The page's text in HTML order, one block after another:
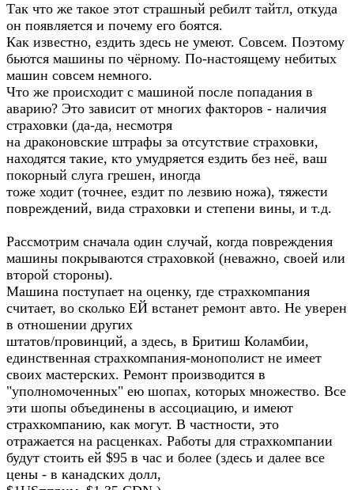
Так что же такое этот страшный ребилт тайтл, откуда
он появляется и почему его боятся.
Как известно, ездить здесь не умеют. Совсем. Поэтому
бьются машины по чёрному. По-настоящему небитых
машин совсем немного.
Что же происходит с машиной после попадания в
аварию? Это зависит от многих факторов - наличия
страховки (да-да, несмотря
на драконовские штрафы за отсутствие страховки,
находятся такие, кто умудряется ездить без неё, ваш
покорный слуга грешен, иногда
тоже ходит (точнее, ездит по лезвию ножа), тяжести
повреждений, вида страховки и степени вины, и т.д.
Рассмотрим сначала один случай, когда повреждения
машины покрываются страховкой (неважно, своей или
второй стороны).
Машина поступает на оценку, где страхкомпания
считает, во сколько ЕЙ встанет ремонт авто. Не уверен
в отношении других
штатов/провинций, а здесь, в Бритиш Коламбии,
единственная страхкомпания-монополист не имеет
своих мастерских. Ремонт производится в
"уполномоченных" ею шопах, которых множество. Все
эти шопы объединены в ассоциацию, и имеют
страхкомпанию, как могут. В частности, это
отражается на расценках. Работы для страхкомпании
будут стоить ей $95 в час и более (здесь и далее все
цены - в канадских долл,